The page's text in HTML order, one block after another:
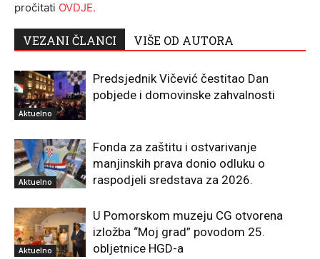
pročitati OVDJE.
VEZANI ČLANCI VIŠE OD AUTORA
Aktuelno
Predsjednik Vičević čestitao Dan
pobjede i domovinske zahvalnosti
Aktuelno
Fonda za zaštitu i ostvarivanje
manjinskih prava donio odluku o
raspodjeli sredstava za 2026.
Aktuelno
U Pomorskom muzeju CG otvorena
izložba “Moj grad” povodom 25.
obljetnice HGD-a